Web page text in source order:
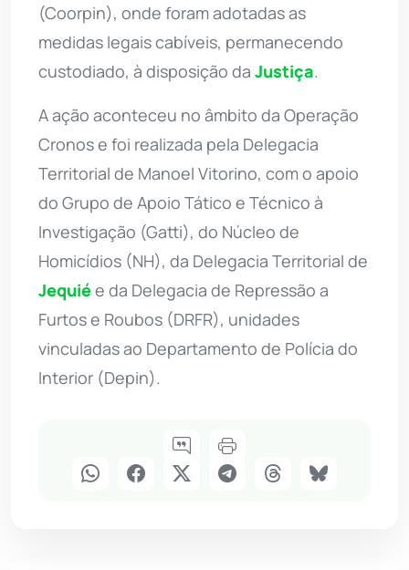
(Coorpin), onde foram adotadas as
medidas legais cabíveis, permanecendo
custodiado, à disposição da Justiça.
A ação aconteceu no âmbito da Operação
Cronos e foi realizada pela Delegacia
Territorial de Manoel Vitorino, com o apoio
do Grupo de Apoio Tático e Técnico à
Investigação (Gatti), do Núcleo de
Homicídios (NH), da Delegacia Territorial de
Jequiée da Delegacia de Repressão a
Furtos e Roubos (DRFR), unidades
vinculadas ao Departamento de Polícia do
Interior (Depin).